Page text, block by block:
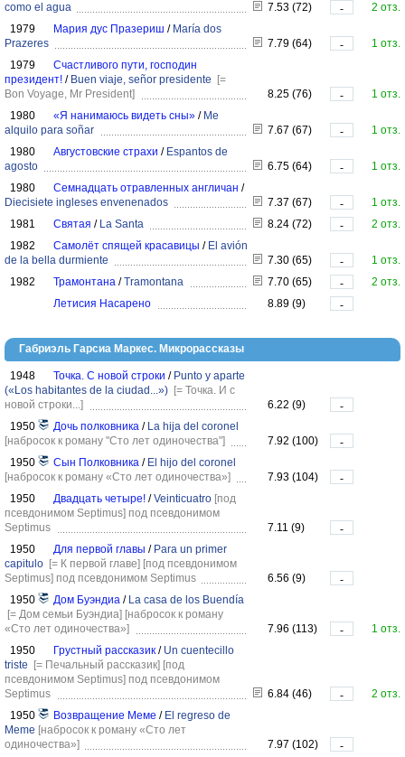
como el agua
7.53 (72) -
2 отз.
1979
Мария дус Празериш / María dos
Prazeres
7.79 (64) -
1 отз.
1979
Счастливого пути, господин
президент! / Buen viaje, señor presidente
[=
Bon Voyage, Mr President]
8.25 (76) -
1 отз.
1980
«Я нанимаюсь видеть сны» / Me
alquilo para soñar
7.67 (67) -
1 отз.
1980
Августовские страхи / Espantos de
agosto
6.75 (64) -
1 отз.
1980
Семнадцать отравленных англичан /
Diecisiete ingleses envenenados
7.37 (67) -
1 отз.
1981
Святая / La Santa 8.24 (72) -
2 отз.
1982
Самолёт спящей красавицы / El avión
de la bella durmiente
7.30 (65) -
1 отз.
1982
Трамонтана /Tramontana 7.70 (65) -
2 отз.
Летисия Насарено
8.89 (9) -
Габриэль Гарсиа Маркес. Микрорассказы
1948 Точка. С новой строки / Punto y aparte
(«Los habitantes de la ciudad...») [= Точка. И с
новой строки...]
6.22 (9)
-
1950
Дочь полковника / La hija del coronel
[набросок к роману "Сто лет одиночества"]
7.92 (100)
-
1950
Сын Полковника / El hijo del coronel
[набросок к роману «Сто лет одиночества»]
7.93 (104)
-
1950
Двадцать четыре! /Veinticuatro [под
псевдонимом Septimus] под псевдонимом
Septimus
7.11 (9)
-
1950
Для первой главы / Para un primer
capitulo [= К первой главе] [под псевдонимом
Septimus] под псевдонимом Septimus 6.56 (9)
-
1950
Дом Буэндиа / La casa de los Buendía
[= Дом семьи Буэндиа] [набросок к роману
«Сто лет одиночества»]
7.96 (113) -
1 отз.
1950
Грустный рассказик / Un cuentecillo
triste
[= Печальный рассказик] [под
псевдонимом Septimus] под псевдонимом
Septimus
6.84 (46) -
2 отз.
1950
Возвращение Меме / El regreso de
Meme [набросок к роману «Сто лет
одиночества»]
7.97 (102)
-